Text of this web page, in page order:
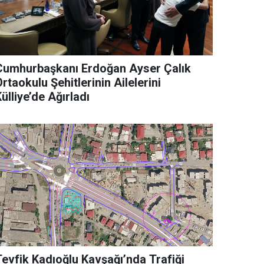
Erdoğan Ayser Çalık
Şehitlerinin Ailelerini
Ağırladı
Kadıoğlu Kavşağı’nda Trafiği